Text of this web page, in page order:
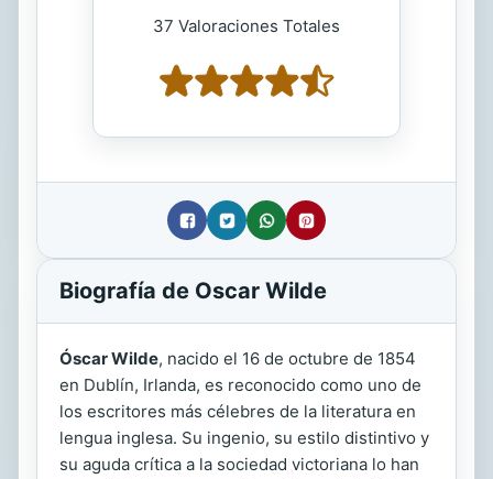
37 Valoraciones Totales
Biografía de Oscar Wilde
Óscar Wilde, nacido el 16 de octubre de 1854
en Dublín, Irlanda, es reconocido como uno de
los escritores más célebres de la literatura en
lengua inglesa. Su ingenio, su estilo distintivo y
su aguda crítica a la sociedad victoriana lo han